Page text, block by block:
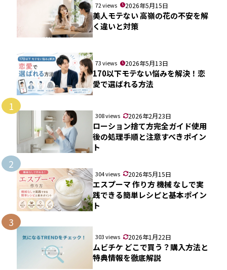
72 views 2026年5月15日
美人モテない 高嶺の花の不安を解
く違いと対策
73 views 2026年5月13日
170以下モテない悩みを解決！恋
愛で選ばれる方法
1
308 views 2026年2月23日
ローション捨て方完全ガイド使用
後の処理手順と注意すべきポイン
ト
2
304 views 2026年5月15日
エスプーマ 作り方 機械 なしで実
践できる簡単レシピと基本ポイン
ト
3
303 views 2026年1月22日
ムビチケ どこで買う？購入方法と
特典情報を徹底解説